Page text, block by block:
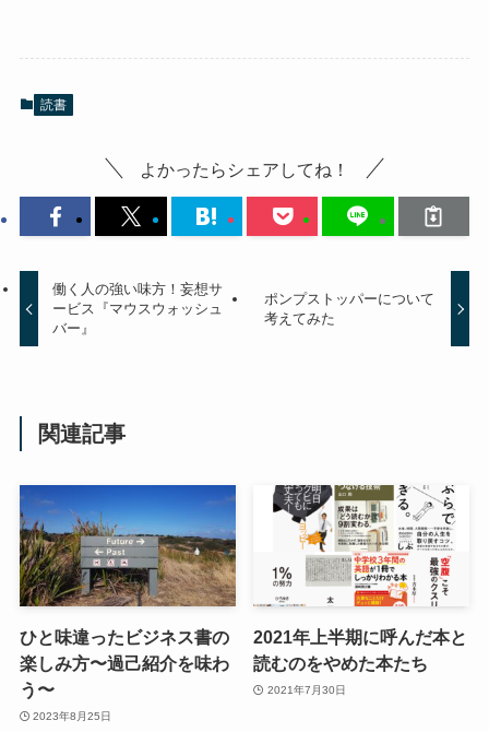
読書
よかったらシェアしてね！
働く人の強い味方！妄想サ
ービス『マウスウォッシュ
バー』
ポンプストッパーについて
考えてみた
関連記事
ひと味違ったビジネス書の
楽しみ方〜過己紹介を味わ
う〜
2023年8月25日
2021年上半期に呼んだ本と
読むのをやめた本たち
2021年7月30日